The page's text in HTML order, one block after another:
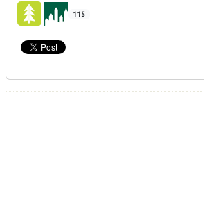
115